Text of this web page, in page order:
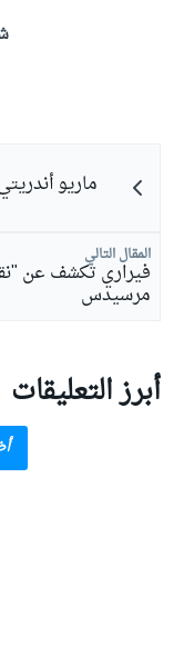
ماريو
المقال التالي
فيراري تكشف عن
مرسيدس
أبرز التعليقات